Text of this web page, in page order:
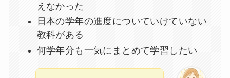
えなかった
日本の学年の進度についていけていない
教科がある
何学年分も一気にまとめて学習したい